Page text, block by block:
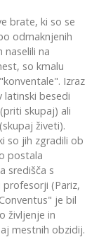
brate, ki so se
odmaknjenih
naselili na
so kmalu
Izraz
latinski besedi
skupaj) ali
živeti).
so jih zgradili ob
postala
središča s
profesorji (Pariz,
je bil
življenje in
mestnih obzidij.